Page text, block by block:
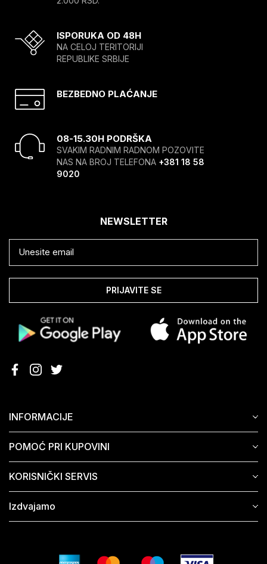
ISPORUKA OD 48H
NA CELOJ TERITORIJI
REPUBLIKE SRBIJE
BEZBEDNO PLAĆANJE
08-15.30H PODRŠKA
SVAKIM RADNIM RADNOM POZOVITE
NAS NA BROJ TELEFONA +381 18 58
9020
INFORMACIJE
POMOĆ PRI KUPOVINI
KORISNIČKI SERVIS
Izdvajamo
NEWSLETTER
PRIJAVITE SE